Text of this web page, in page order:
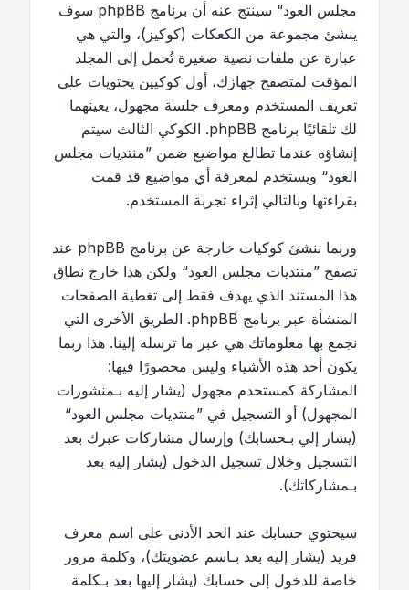
مجلس العود“ سينتج عنه أن برنامج phpBB سوف
ينشئ مجموعة من الكعكات (كوكيز)، والتي هي
عبارة عن ملفات نصية صغيرة تُحمل إلى المجلد
المؤقت لمتصفح جهازك، أول كوكيين يحتويات على
تعريف المستخدم ومعرف جلسة مجهول، يعينهما
لك تلقائيًا برنامج phpBB. الكوكي الثالث سيتم
إنشاؤه عندما تطالع مواضيع ضمن ”منتديات مجلس
العود“ ويستخدم لمعرفة أي مواضيع قد قمت
بقراءتها وبالتالي إثراء تجربة المستخدم.
وربما ننشئ كوكيات خارجة عن برنامج phpBB عند
تصفح ”منتديات مجلس العود“ ولكن هذا خارج نطاق
هذا المستند الذي يهدف فقط إلى تغطية الصفحات
المنشأة عبر برنامج phpBB. الطريق الأخرى التي
نجمع بها معلوماتك هي عبر ما ترسله إلينا. هذا ربما
يكون أحد هذه الأشياء وليس محصورًا فيها:
المشاركة كمستحدم مجهول (يشار إليه بـمنشورات
المجهول) أو التسجيل في ”منتديات مجلس العود“
(يشار إلي بـحسابك) وإرسال مشاركات عبرك بعد
التسجيل وخلال تسجيل الدخول (يشار إليه بعد
بـمشاركاتك).
سيحتوي حسابك عند الحد الأدنى على اسم معرف
فريد (يشار إليه بعد بـاسم عضويتك)، وكلمة مرور
خاصة للدخول إلى حسابك (يشار إليها بعد بـكلمة